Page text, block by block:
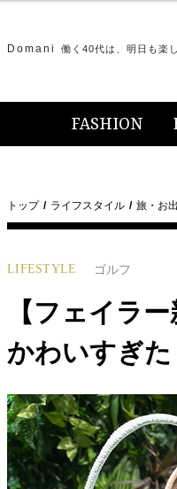
Domani 働く40代は、明日も楽し
FASHION
トップ ライフスタイル 旅・お
LIFESTYLE ゴルフ
【フェイラ
かわいすぎた